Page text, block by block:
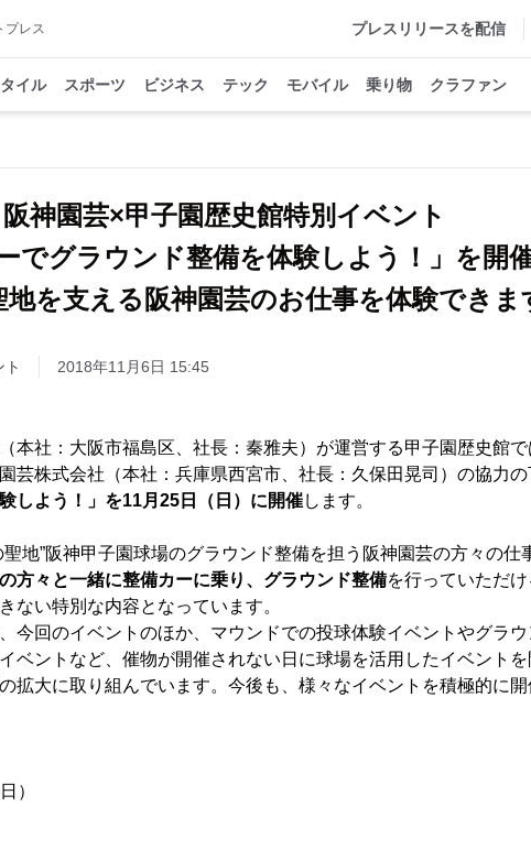
プレス プレスリリースを配信
イル スポーツ ビジネス テック モバイル 乗り物 クラファン
阪神園芸×甲子園歴史館特別イベント
でグラウンド整備を体験しよう！」を開
地を支える阪神園芸のお仕事を体験できま
ト 2018年11月6日 15:45
本社：大阪市福島区、社長：秦雅夫）が運営する甲子園歴史館
芸株式会社（本社：兵庫県西宮市、社長：久保田晃司）の協力の
しよう！」を11月25日（日）に開催します。
聖地”阪神甲子園球場のグラウンド整備を担う阪神園芸の方々の仕
方々と一緒に整備カーに乗り、グラウンド整備を行っていただ
ない特別な内容となっています。
今回のイベントのほか、マウンドでの投球体験イベントやグラ
ベントなど、催物が開催されない日に球場を活用したイベントを
拡大に取り組んでいます。今後も、様々なイベントを積極的に開
）